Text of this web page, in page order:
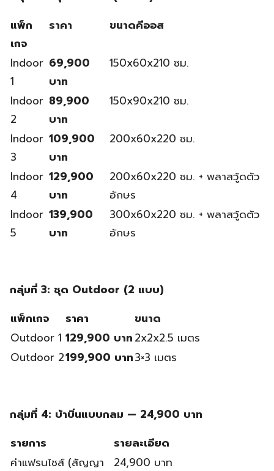
แพ็ก
เกจ
ราคา ขนาดคีออส
Indoor
1
69,900
บาท
150x60x210 ซม.
Indoor
2
89,900
บาท
150x90x210 ซม.
Indoor
3
109,900
บาท
200x60x220 ซม.
Indoor
4
129,900
บาท
200x60x220 ซม. + พลาสวู้ดตัว
อักษร
Indoor
5
139,900
บาท
300x60x220 ซม. + พลาสวู้ดตัว
อักษร
กลุ่มที่ 3: ชุด Outdoor (2 แบบ)
แพ็กเกจ
ราคา
ขนาด
Outdoor 1 129,900 บาท2x2x2.5 เมตร
Outdoor 2199,900 บาท3×3 เมตร
กลุ่มที่ 4: บ้าบิ่นแบบกลม — 24,900 บาท
รายการ
รายละเอียด
ค่าแฟรนไชส์ (สัญญา
24,900 บาท